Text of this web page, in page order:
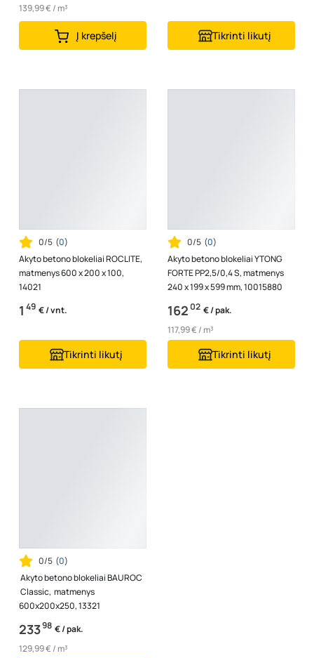
139,99 € / m³
Į krepšelį Tikrinti likutį
0/5 (0)
Akyto betono blokeliai ROCLITE,
matmenys 600 x 200 x 100,
14021
1 49 € / vnt.
Tikrinti likutį
0/5 (0)
Akyto betono blokeliai YTONG
FORTE PP2,5/0,4 S, matmenys
240 x 199 x 599 mm, 10015880
16202 € / pak.
117,99 € / m³
Tikrinti likutį
0/5 (0)
Akyto betono blokeliai BAUROC
Classic, matmenys
600x200x250, 13321
23398 € / pak.
129,99 € / m³